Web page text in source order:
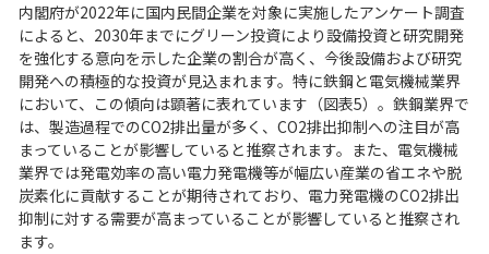
内閣府が2022年に国内民間企業を対象に実施したアンケート調査
によると、2030年までにグリーン投資により設備投資と研究開発
を強化する意向を示した企業の割合が高く、今後設備および研究
開発への積極的な投資が見込まれます。特に鉄鋼と電気機械業界
において、この傾向は顕著に表れています（図表5）。鉄鋼業界で
は、製造過程でのCO2排出量が多く、CO2排出抑制への注目が高
まっていることが影響していると推察されます。また、電気機械
業界では発電効率の高い電力発電機等が幅広い産業の省エネや脱
炭素化に貢献することが期待されており、電力発電機のCO2排出
抑制に対する需要が高まっていることが影響していると推察され
ます。